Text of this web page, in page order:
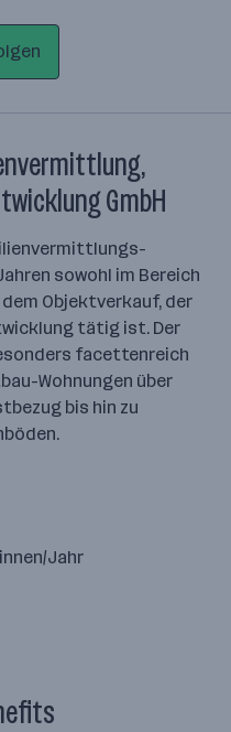
GmbH
sowohl im Bereich
Objektverkauf, der
tätig ist. Der
facettenreich
Wohnungen über
bis hin zu
Jahr